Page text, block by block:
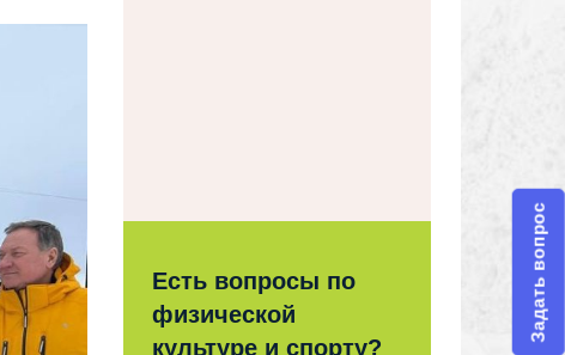
Есть вопросы по
физической
культуре и спорту?
Задать вопрос